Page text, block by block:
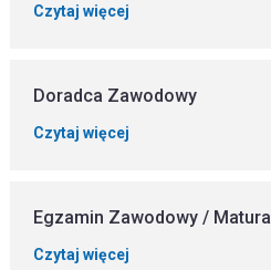
Czytaj więcej
Doradca Zawodowy
Czytaj więcej
Egzamin Zawodowy / Matura
Czytaj więcej